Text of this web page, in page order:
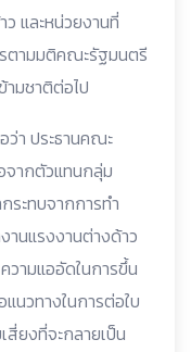
และหน่วยงานที่
ตามมติคณะรัฐมนตรี
ามชาติต่อไป
า ประธานคณะ
จากตัวแทนกลุ่ม
ระทบจากการทำ
นแรงงานต่างด้าว
วามแออัดในการขึ้น
นวทางในการต่อใบ
ยงที่จะกลายเป็น